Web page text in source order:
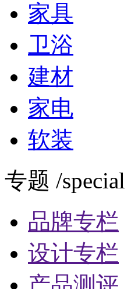
家具
卫浴
建材
家电
软装
专题 /special
品牌专栏
设计专栏